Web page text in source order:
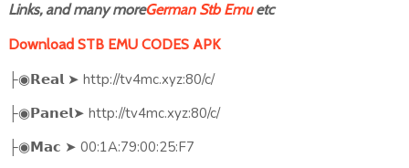
Links, and many moreGerman Stb Emuetc
Download STB EMU CODES APK
├◉𝗥𝗲𝗮𝗹 ➤ http://tv4mc.xyz:80/c/
├◉𝗣𝗮𝗻𝗲𝗹➤ http://tv4mc.xyz:80/c/
├◉𝗠𝗮𝗰 ➤ 00:1A:79:00:25:F7